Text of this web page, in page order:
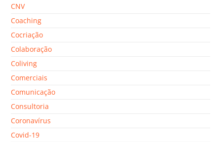
CNV
Coaching
Cocriação
Colaboração
Coliving
Comerciais
Comunicação
Consultoria
Coronavírus
Covid-19